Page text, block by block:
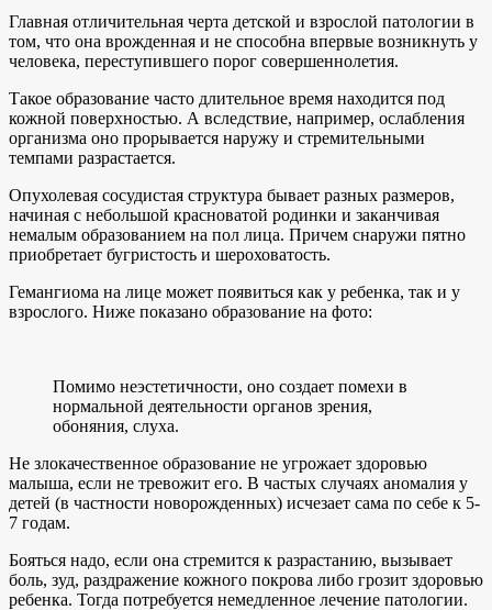
Главная отличительная черта детской и взрослой патологии в
том, что она врожденная и не способна впервые возникнуть у
человека, переступившего порог совершеннолетия.
Такое образование часто длительное время находится под
кожной поверхностью. А вследствие, например, ослабления
организма оно прорывается наружу и стремительными
темпами разрастается.
Опухолевая сосудистая структура бывает разных размеров,
начиная с небольшой красноватой родинки и заканчивая
немалым образованием на пол лица. Причем снаружи пятно
приобретает бугристость и шероховатость.
Гемангиома на лице может появиться как у ребенка, так и у
взрослого. Ниже показано образование на фото:
Помимо неэстетичности, оно создает помехи в
нормальной деятельности органов зрения,
обоняния, слуха.
Не злокачественное образование не угрожает здоровью
малыша, если не тревожит его. В частых случаях аномалия у
детей (в частности новорожденных) исчезает сама по себе к 5-
7 годам.
Бояться надо, если она стремится к разрастанию, вызывает
боль, зуд, раздражение кожного покрова либо грозит здоровью
ребенка. Тогда потребуется немедленное лечение патологии.